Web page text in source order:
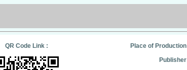
QR Code Link : Place of